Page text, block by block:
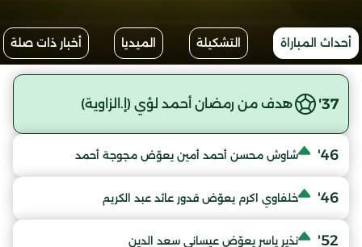
أحداث المباراة التشكيلة الميديا أخبار ذات صلة
37' هدف من رمضان أحمد لؤي (إ.الزاوية)
46' شاوش محسن أحمد أمين يعوّض مجوجة أحمد
46' خلفاوي اكرم يعوّض قدور عائد عبد الكريم
52' نذير ياسر يعوّض عيساني سعد الدين